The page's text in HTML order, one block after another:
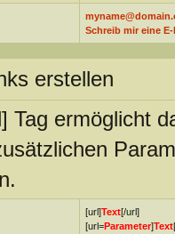
Schreib mir eine E-
erstellen
Tag ermöglicht
[url]Text[/url]
[url=Parameter]Text